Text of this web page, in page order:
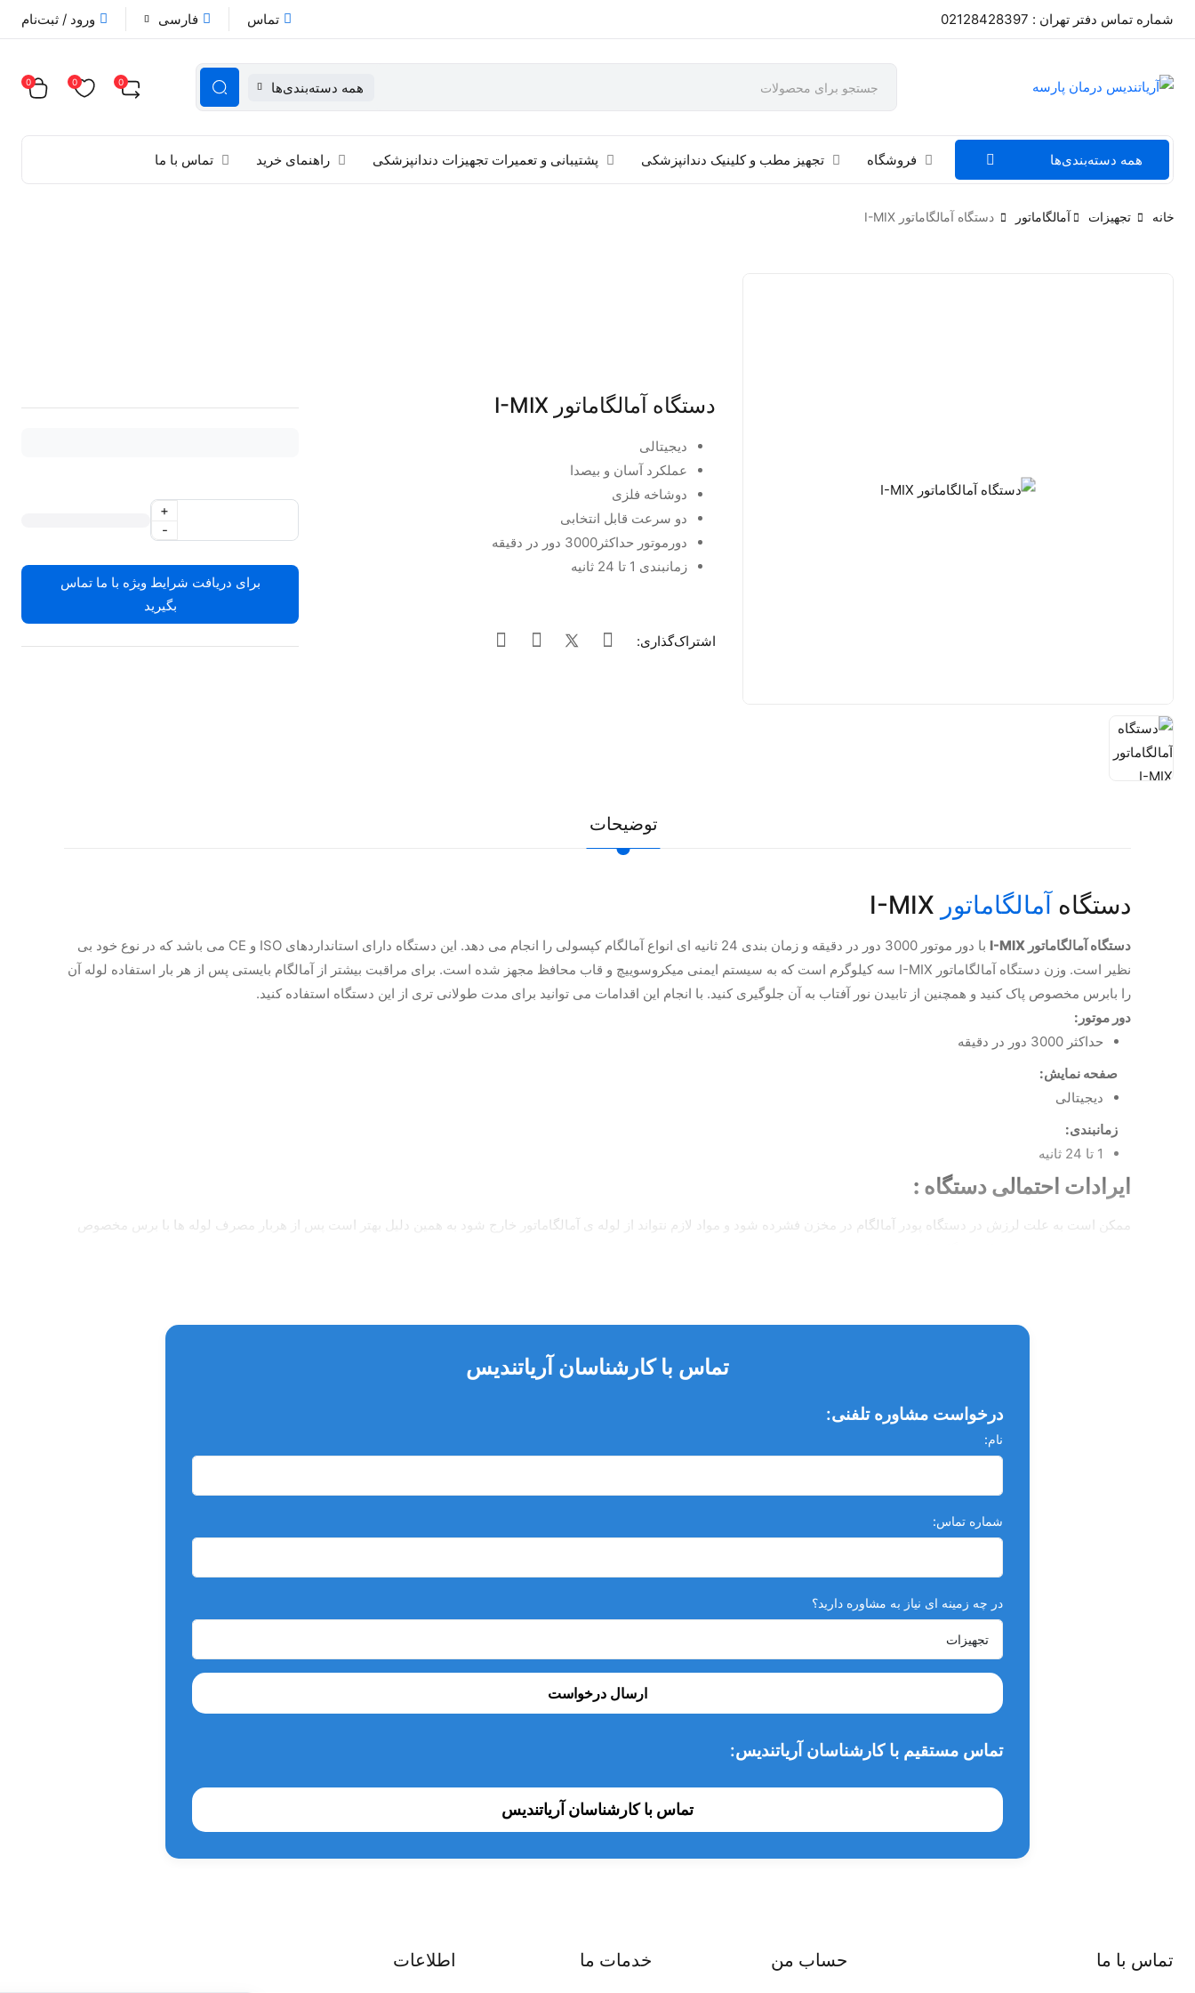
شماره تماس دفتر تهران : 02128428397 تماس فارسی ورود / ثبت‌نام
همه دسته‌بندی‌ها 0
0
0
همه دسته‌بندی‌ها فروشگاه تجهیز مطب و کلینیک دندانپزشکی پشتیبانی و تعمیرات تجهیزات دندانپزشکی راهنمای خرید تماس با ما
خانه تجهیزات آمالگاماتور دستگاه آمالگاماتور I-MIX
دستگاه آمالگاماتور I-MIX
دیجیتالی
عملکرد آسان و بیصدا
دوشاخه فلزی
دو سرعت قابل انتخابی
دورموتور حداکثر3000 دور در دقیقه
زمانبندی 1 تا 24 ثانیه
اشتراک‌گذاری:
-
+
برای دریافت شرایط ویژه با ما تماس
بگیرید
توضیحات
دستگاه آمالگاماتور
دستگاه آمالگاماتور I-MIX
با دور موتور 3000 دور در دقیقه و زمان بندی 24 ثانیه ای انواع آمالگام کپسولی را انجام می دهد. این دستگاه دارای استانداردهای ISO و CE می باشد که در نوع خود بی
نظیر است. وزن دستگاه آمالگاماتور I-MIX سه کیلوگرم است که به سیستم ایمنی میکروسوییچ و قاب محافظ مجهز شده است. برای مراقبت بیشتر از آمالگام بایستی پس از هر بار استفاده لوله آن
را بابرس مخصوص پاک کنید و همچنین از تابیدن نور آفتاب به آن جلوگیری کنید. با انجام این اقدامات می توانید برای مدت طولانی تری از این دستگاه استفاده کنید.
دور موتور:
حداکثر 3000 دور در دقیقه
صفحه نمایش:
دیجیتالی
زمانبندی:
1 تا 24 ثانیه
ایرادات احتمالی دستگاه :
ممکن است به علت لرزش در دستگاه پودر آمالگام در مخزن فشرده شود و مواد لازم نتواند از لوله ی آمالگاماتور خارج شود به همین دلیل بهتر است پس از هربار مصرف لوله ها با برس مخصوص
است.این دستگاه ساخت کشور چین است و دارای 3 حافظه ی قابل انتخاب میباشد.وزن این دستگاه 3 کیلوگرم است.برای مراقبت از این دستگاه نیاز هست که در دسترس نور آفتاب قرار نگیرد چون
تماس با کارشناسان آریاتندیس
درخواست مشاوره تلفنی:
نام:
شماره تماس:
در چه زمینه ای نیاز به مشاوره دارید؟
ارسال درخواست
تماس مستقیم با کارشناسان آریاتندیس:
تماس با کارشناسان آریاتندیس
تماس با ما حساب من خدمات ما اطلاعات